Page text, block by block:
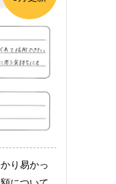
り易かっ